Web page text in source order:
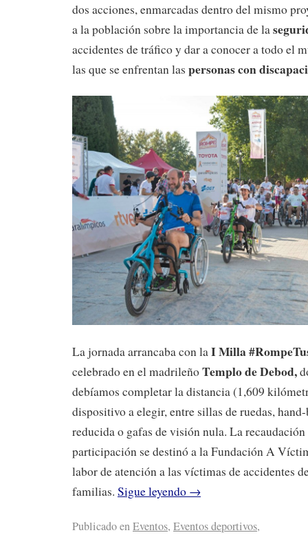
dos acciones, enmarcadas dentro del mismo
a la población sobre la importancia de la
accidentes de tráfico y dar a conocer a todo el
las que se enfrentan las personas con
La jornada arrancaba con laI Milla
celebrado en el madrileñoTemplo de Debod,
debíamos completar la distancia (1,609
dispositivo a elegir, entre sillas de ruedas,
reducida o gafas de visión nula. La
participación se destinó a la Fundación A
labor de atención a las víctimas de accidentes
familias. Sigue leyendo →
Publicado enEventos, Eventos deportivos,